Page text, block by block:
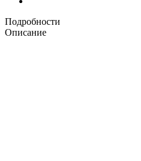
Подробности
Описание